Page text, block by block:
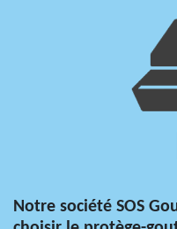
Notre société SOS